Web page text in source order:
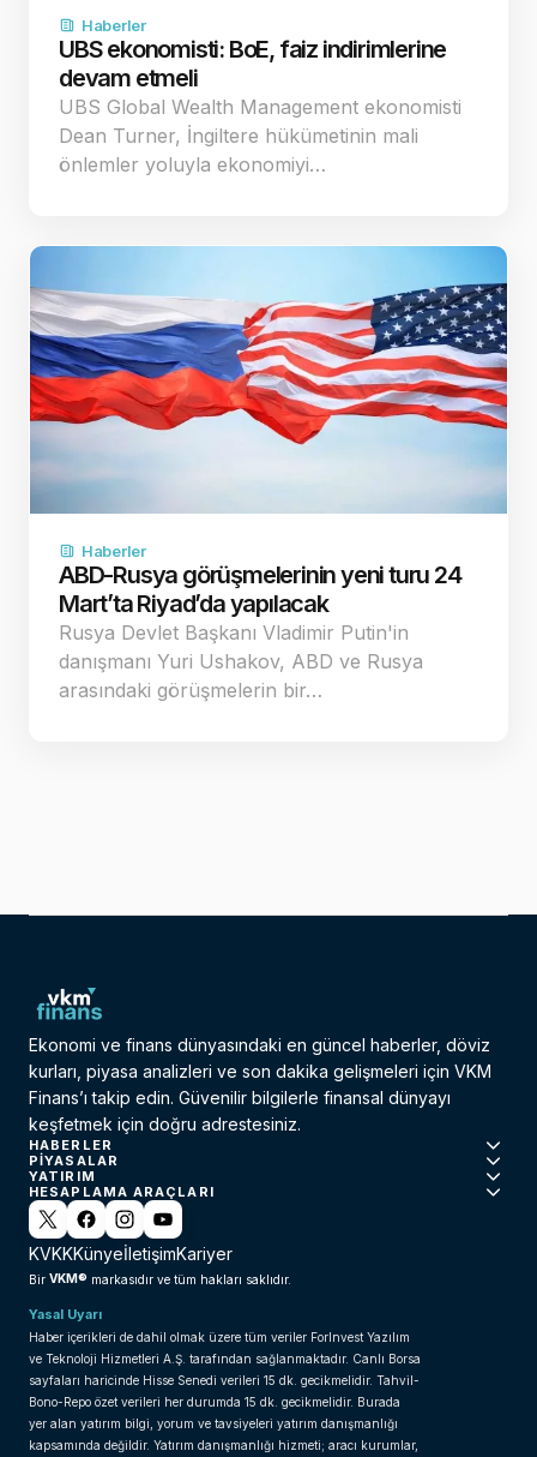
Haberler
UBS ekonomisti: BoE, faiz indirimlerine
devam etmeli
UBS Global Wealth Management ekonomisti
Dean Turner, İngiltere hükümetinin mali
önlemler yoluyla ekonomiyi…
Haberler
ABD-Rusya görüşmelerinin yeni turu 24
Mart’ta Riyad’da yapılacak
Rusya Devlet Başkanı Vladimir Putin'in
danışmanı Yuri Ushakov, ABD ve Rusya
arasındaki görüşmelerin bir…
Ekonomi ve finans dünyasındaki en güncel haberler, döviz
kurları, piyasa analizleri ve son dakika gelişmeleri için VKM
Finans’ı takip edin. Güvenilir bilgilerle finansal dünyayı
keşfetmek için doğru adrestesiniz.
HABERLER
PIYASALAR
YATIRIM
HESAPLAMA ARAÇLARI
KVKKKünyeİletişimKariyer
Bir VKM® markasıdır ve tüm hakları saklıdır.
Yasal Uyarı
Haber içerikleri de dahil olmak üzere tüm veriler ForInvest Yazılım
ve Teknoloji Hizmetleri A.Ş. tarafından sağlanmaktadır. Canlı Borsa
sayfaları haricinde Hisse Senedi verileri 15 dk. gecikmelidir. Tahvil-
Bono-Repo özet verileri her durumda 15 dk. gecikmelidir. Burada
yer alan yatırım bilgi, yorum ve tavsiyeleri yatırım danışmanlığı
kapsamında değildir. Yatırım danışmanlığı hizmeti; aracı kurumlar,